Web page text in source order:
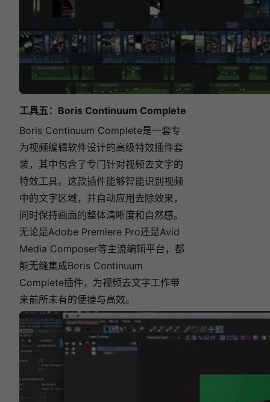
工具五： Boris Continuum Complete
Boris Continuum Complete是一套专
为视频编辑软件设计的高级特效插件套
装，其中包含了专门针对视频去文字的
特效工具。这款插件能够智能识别视频
中的文字区域，并自动应用去除效果，
同时保持画面的整体清晰度和自然感。
无论是Adobe Premiere Pro还是Avid
Media Composer等主流编辑平台，都
能无缝集成Boris Continuum
Complete插件，为视频去文字工作带
来前所未有的便捷与高效。